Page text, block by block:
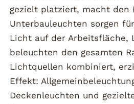
gezielt platziert, macht den
Unterbauleuchten sorgen
Licht auf der Arbeitsfläche,
beleuchten den gesamten
Lichtquellen kombiniert,
Effekt:
Deckenleuchten und